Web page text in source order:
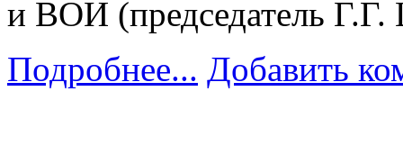
и ВОИ (председатель Г.Г.
Подробнее... Добавить